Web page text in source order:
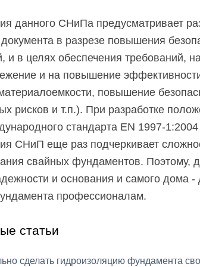
данного СНиПа предусматривает
в разрезе повышения
и в целях обеспечения требований,
и на повышение
повышение
рисков и т.п.). При разработке
стандарта EN 1997-
СНиП еще раз подчеркивает
свайных фундаментов. Поэтому,
и основания и самого дома -
профессионалам.
статьи